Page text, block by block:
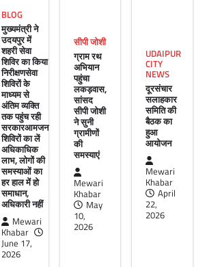
Mewari Khabar
मेवाड़ी खबर@उदयपुर। राजस्थान सरकार द्वारा गांव के
अंतिम पायदान पर बैठे व्यक्ति तक योजनाओं का लाभ
पहुंचाने और उसे मुख्यधारा…
Facebook
Email
WhatsApp
Reddit
Share
UDAIPUR CITY NEWS
दूरसंचार सलाहकार समिति की बैठक का
हुआ आयोजन
Mewari Khabar April 22, 2026
मेवाड़ी खबर@उदयपुर।दूर संचार सलाहकार समिति की
बैठक बुधवार को भारत संचार निगम लिमिटेड बीएसएनएल
BLOG
मुख्यमंत्री ने
उदयपुर में
शहरी सेवा
शिविर का किया
निरीक्षणसेवा
शिविरों के
माध्यम से
अंतिम व्यक्ति
तक पहुंच रही
सरकारआमजन
शिविरों का लें
अधिकाधिक
लाभ, लोगों की
समस्याओं का
हर हाल में हो
समाधान,
अधिकारी नहीं
Mewari
Khabar
June 17,
2026
सीपी जोशी
ग्राम रथ
अभियान
पहुंचा
लकड़वास,
सांसद
सीपी जोशी
ने सुनी
ग्रामीणों
की
समस्याएं
Mewari
Khabar
May
10,
2026
UDAIPUR
CITY
NEWS
दूरसंचार
सलाहकार
समिति की
बैठक का
हुआ
आयोजन
Mewari
Khabar
April
22,
2026